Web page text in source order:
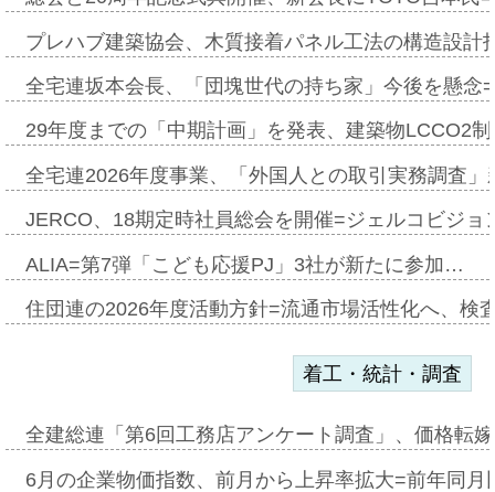
プレハブ建築協会、木質接着パネル工法の構造設
全宅連坂本会長、「団塊世代の持ち家」今後を懸
29年度までの「中期計画」を発表、建築物LCCO2
全宅連2026年度事業、「外国人との取引実務調査
JERCO、18期定時社員総会を開催=ジェルコビジ
ALIA=第7弾「こども応援PJ」3社が新たに参加…
住団連の2026年度活動方針=流通市場活性化へ、検
着工・統計・調査
全建総連「第6回工務店アンケート調査」、価格転
6月の企業物価指数、前月から上昇率拡大=前年同